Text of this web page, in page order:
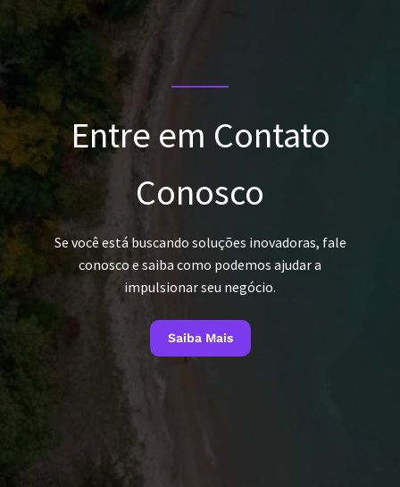
Entre em Contato
Conosco
Se você está buscando soluções inovadoras, fale
conosco e saiba como podemos ajudar a
impulsionar seu negócio.
Saiba Mais